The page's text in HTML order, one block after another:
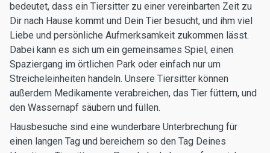
bedeutet, dass ein Tiersitter zu einer vereinbarten Zeit zu
Dir nach Hause kommt und Dein Tier besucht, und ihm viel
Liebe und persönliche Aufmerksamkeit zukommen lässt.
Dabei kann es sich um ein gemeinsames Spiel, einen
Spaziergang im örtlichen Park oder einfach nur um
Streicheleinheiten handeln. Unsere Tiersitter können
außerdem Medikamente verabreichen, das Tier füttern, und
den Wassernapf säubern und füllen.
Hausbesuche sind eine wunderbare Unterbrechung für
einen langen Tag und bereichern so den Tag Deines